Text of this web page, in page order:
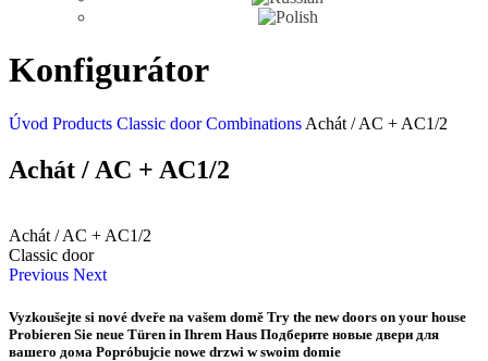
Konfigurátor
Úvod Products Classic doorCombinations Achát / AC + AC1/2
Achát / AC + AC1/2
Achát / AC + AC1/2
Classic door
Previous Next
Vyzkoušejte si nové dveře na vašem domě Try the new doors on your house
Probieren Sie neue Türen in Ihrem Haus Подберите новые двери для
вашего дома Popróbujcie nowe drzwi w swoim domie